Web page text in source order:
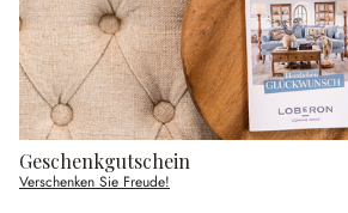
Geschenkgutschein
Verschenken Sie Freude!